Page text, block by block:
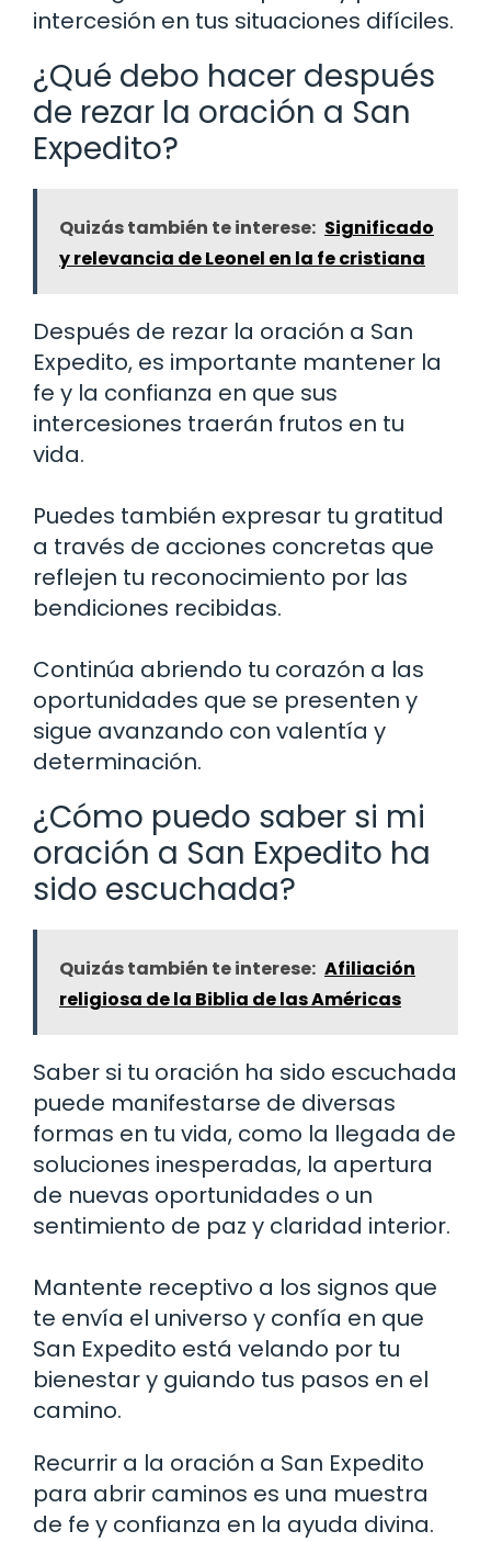
intercesión en tus situaciones difíciles.
¿Qué debo hacer después
de rezar la oración a San
Expedito?
Quizás también te interese: Significado
y relevancia de Leonel en la fe cristiana
Después de rezar la oración a San
Expedito, es importante mantener la
fe y la confianza en que sus
intercesiones traerán frutos en tu
vida.
Puedes también expresar tu gratitud
a través de acciones concretas que
reflejen tu reconocimiento por las
bendiciones recibidas.
Continúa abriendo tu corazón a las
oportunidades que se presenten y
sigue avanzando con valentía y
determinación.
¿Cómo puedo saber si mi
oración a San Expedito ha
sido escuchada?
Quizás también te interese: Afiliación
religiosa de la Biblia de las Américas
Saber si tu oración ha sido escuchada
puede manifestarse de diversas
formas en tu vida, como la llegada de
soluciones inesperadas, la apertura
de nuevas oportunidades o un
sentimiento de paz y claridad interior.
Mantente receptivo a los signos que
te envía el universo y confía en que
San Expedito está velando por tu
bienestar y guiando tus pasos en el
camino.
Recurrir a la oración a San Expedito
para abrir caminos es una muestra
de fe y confianza en la ayuda divina.